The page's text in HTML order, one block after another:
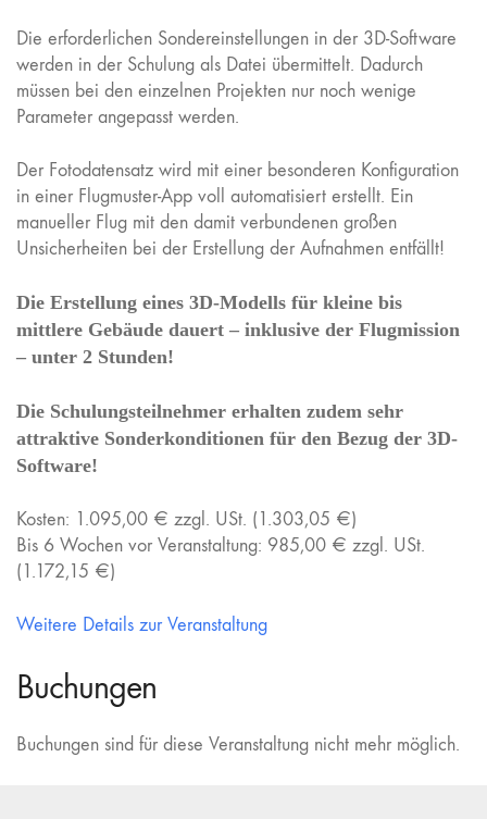
Die erforderlichen Sondereinstellungen in der 3D-Software
werden in der Schulung als Datei übermittelt. Dadurch
müssen bei den einzelnen Projekten nur noch wenige
Parameter angepasst werden.
Der Fotodatensatz wird mit einer besonderen Konfiguration
in einer Flugmuster-App voll automatisiert erstellt. Ein
manueller Flug mit den damit verbundenen großen
Unsicherheiten bei der Erstellung der Aufnahmen entfällt!
Die Erstellung eines 3D-Modells für kleine bis
mittlere Gebäude dauert – inklusive der Flugmission
– unter 2 Stunden!
Die Schulungsteilnehmer erhalten zudem sehr
attraktive Sonderkonditionen für den Bezug der 3D-
Software!
Kosten: 1.095,00 € zzgl. USt. (1.303,05 €)
Bis 6 Wochen vor Veranstaltung: 985,00 € zzgl. USt.
(1.172,15 €)
Weitere Details zur Veranstaltung
Buchungen
Buchungen sind für diese Veranstaltung nicht mehr möglich.